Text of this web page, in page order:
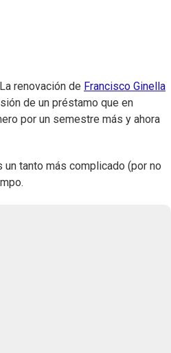
renovación de Francisco Ginella
de un préstamo que en
por un semestre más y ahora
tanto más complicado (por no